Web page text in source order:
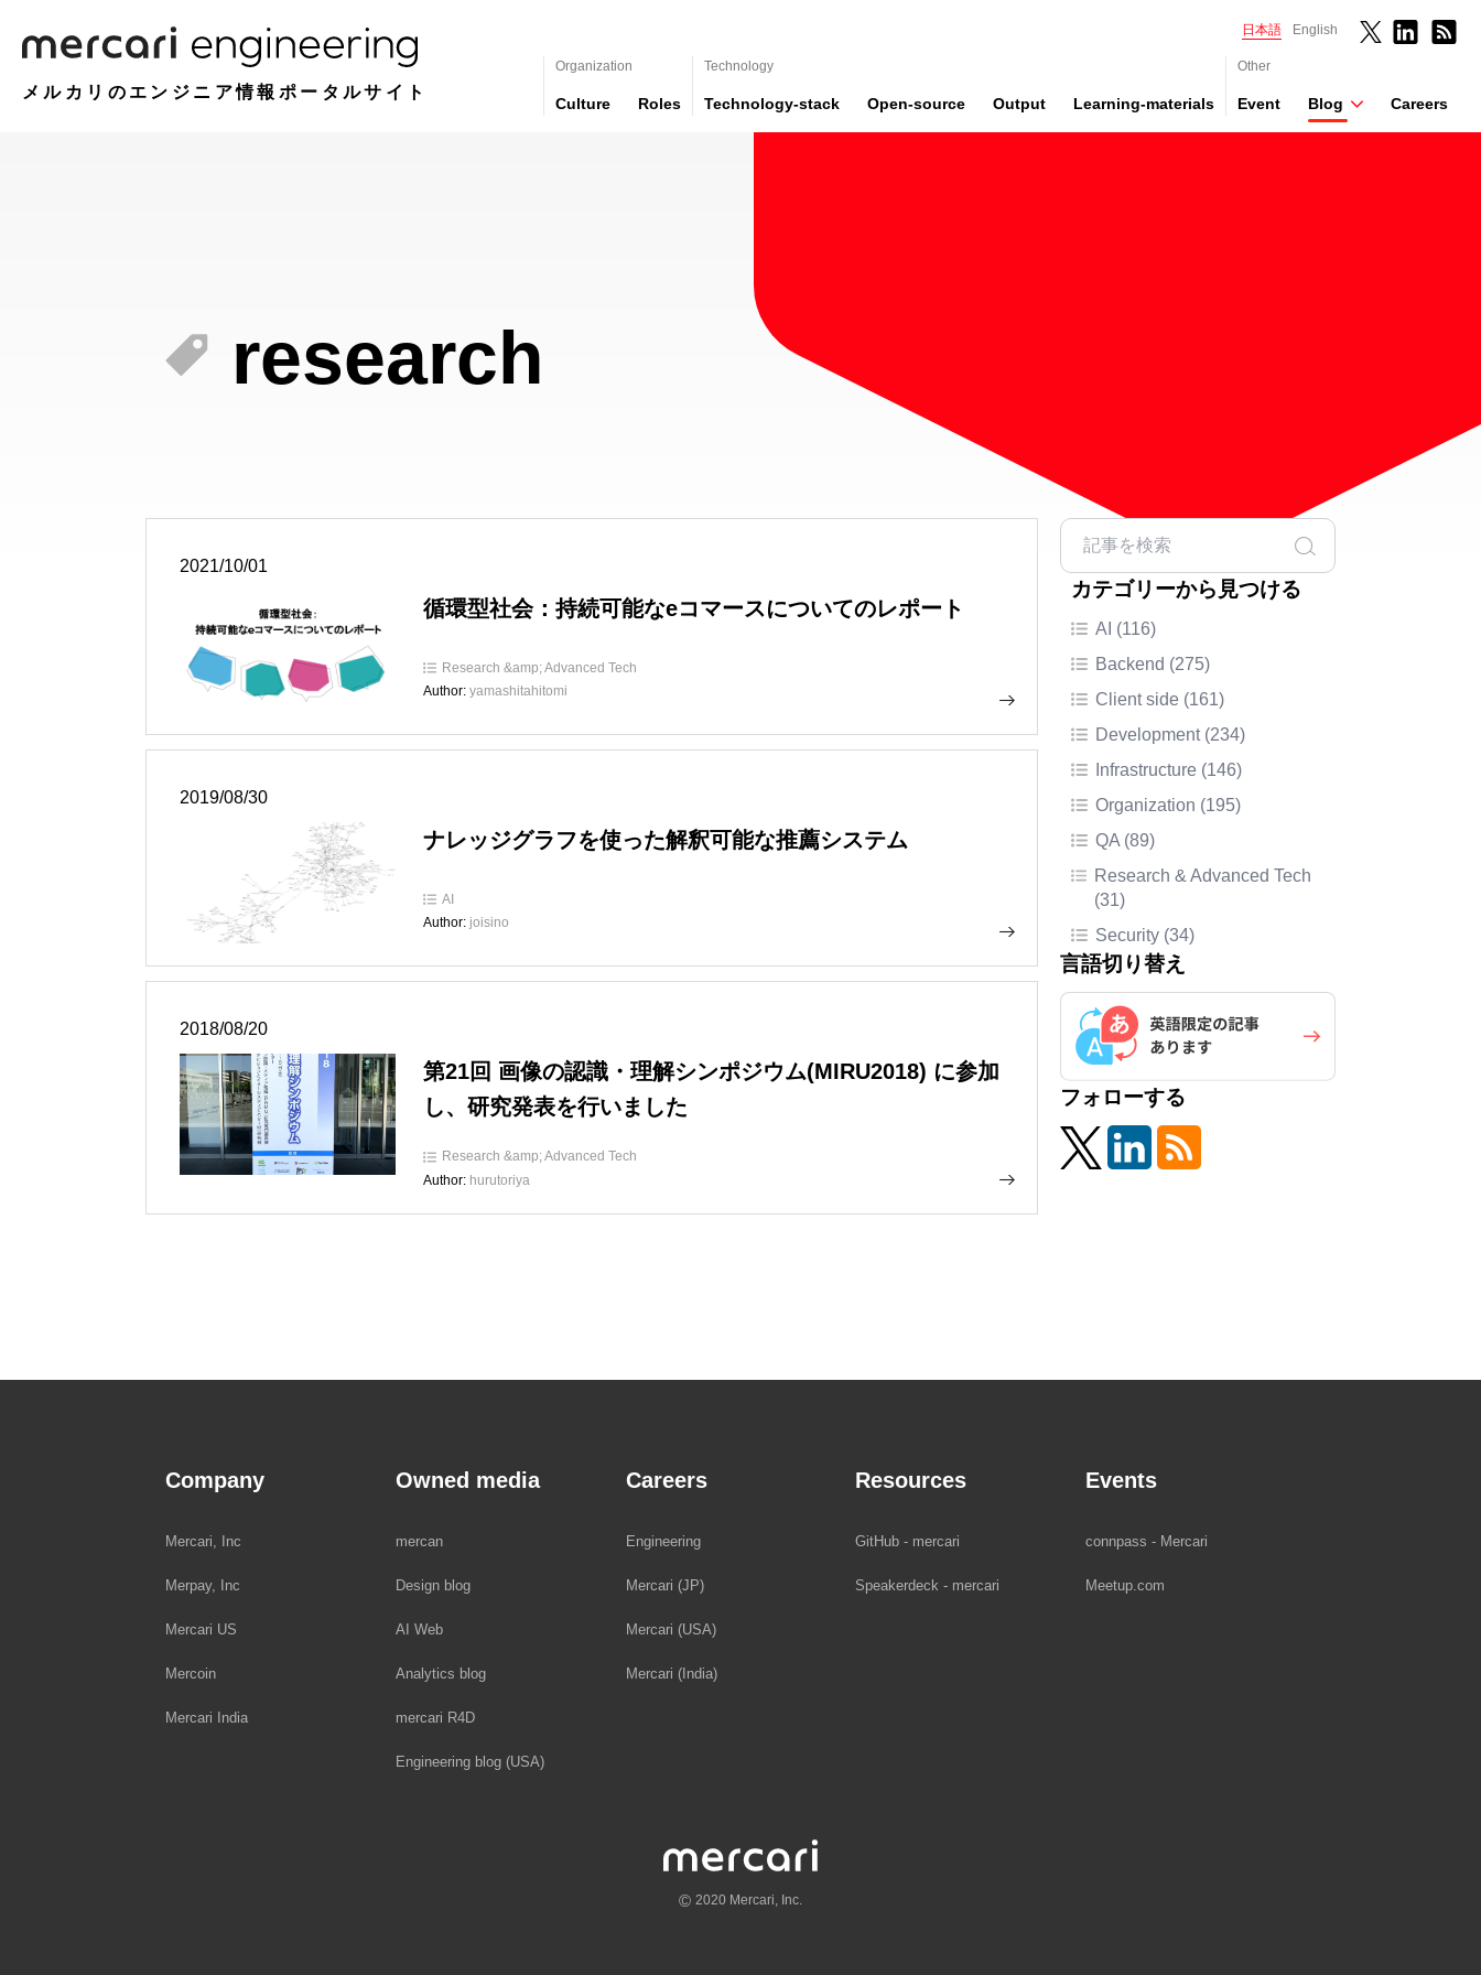
メルカリのエンジニア情報ポータルサイト
日本語 English
Organization
Culture Roles
Technology
Technology-stack Open-source Output Learning-materials
Other
Event Blog Careers
research
2021/10/01
循環型社会：持続可能なeコマースについてのレポート
Research &amp; Advanced Tech
Author: yamashitahitomi
2019/08/30
ナレッジグラフを使った解釈可能な推薦システム
AI
Author: joisino
2018/08/20
第21回 画像の認識・理解シンポジウム(MIRU2018) に参加
し、研究発表を行いました
Research &amp; Advanced Tech
Author: hurutoriya
カテゴリーから見つける
AI (116)
Backend (275)
Client side (161)
Development (234)
Infrastructure (146)
Organization (195)
QA (89)
Research & Advanced Tech
(31)
Security (34)
言語切り替え
フォローする
Company
Mercari, Inc
Merpay, Inc
Mercari US
Mercoin
Mercari India
Owned media
mercan
Design blog
AI Web
Analytics blog
mercari R4D
Engineering blog (USA)
Careers
Engineering
Mercari (JP)
Mercari (USA)
Mercari (India)
Resources
GitHub - mercari
Speakerdeck - mercari
Events
connpass - Mercari
Meetup.com
© 2020 Mercari, Inc.